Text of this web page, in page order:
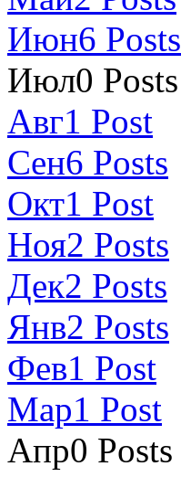
Июн6 Posts
Июл0 Posts
Авг1 Post
Сен6 Posts
Окт1 Post
Ноя2 Posts
Дек2 Posts
Янв2 Posts
Фев1 Post
Мар1 Post
Апр0 Posts